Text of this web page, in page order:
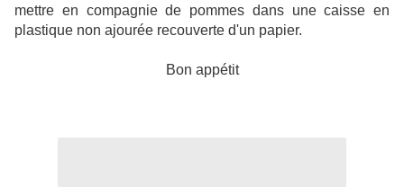
mettre en compagnie de pommes dans une caisse en
plastique non ajourée recouverte d'un papier.
Bon appétit